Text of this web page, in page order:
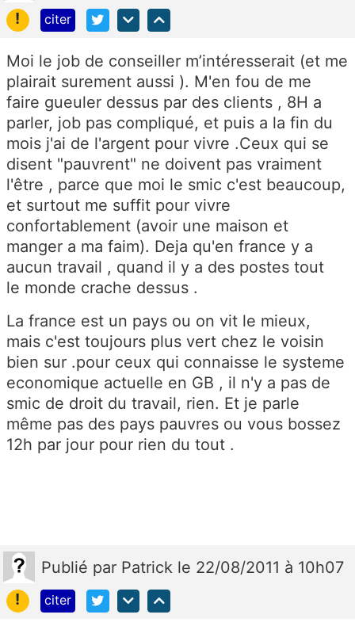
!
citer
Moi le job de conseiller m’intéresserait (et me
plairait surement aussi ). M'en fou de me
faire gueuler dessus par des clients , 8H a
parler, job pas compliqué, et puis a la fin du
mois j'ai de l'argent pour vivre .Ceux qui se
disent "pauvrent" ne doivent pas vraiment
l'être , parce que moi le smic c'est beaucoup,
et surtout me suffit pour vivre
confortablement (avoir une maison et
manger a ma faim). Deja qu'en france y a
aucun travail , quand il y a des postes tout
le monde crache dessus .
La france est un pays ou on vit le mieux,
mais c'est toujours plus vert chez le voisin
bien sur .pour ceux qui connaisse le systeme
economique actuelle en GB , il n'y a pas de
smic de droit du travail, rien. Et je parle
même pas des pays pauvres ou vous bossez
12h par jour pour rien du tout .
Publié par Patrick le 22/08/2011 à 10h07
!
citer